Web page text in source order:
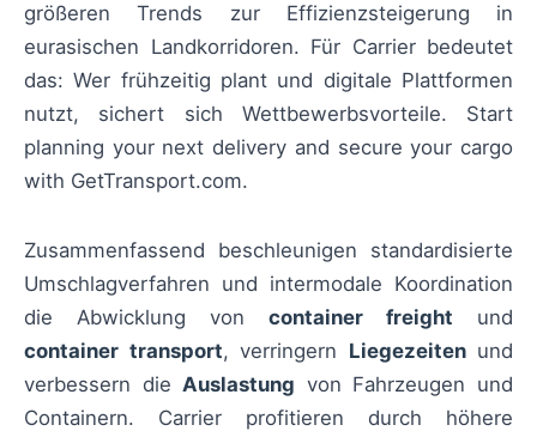
größeren Trends zur Effizienzsteigerung in
eurasischen Landkorridoren. Für Carrier bedeutet
das: Wer frühzeitig plant und digitale Plattformen
nutzt, sichert sich Wettbewerbsvorteile. Start
planning your next delivery and secure your cargo
with GetTransport.com.
Zusammenfassend beschleunigen standardisierte
Umschlagverfahren und intermodale Koordination
die Abwicklung von container freight und
container transport, verringern Liegezeitenund
verbessern dieAuslastung von Fahrzeugen und
Containern. Carrier profitieren durch höhere